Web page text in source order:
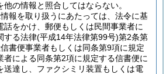
の情報と照合してはならない。
報を取り扱うにあたっては、法令に基
話をかけ、郵便もしくは民間事業者に
する法律(平成14年法律第99号)第2条第
書便事業者もしくは同条第9項に規定
者による同条第2項に規定する信書便に
送達し、ファクシミリ装置もしくは電